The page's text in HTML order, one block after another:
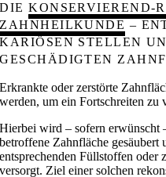
DIEKONSERVIEREND-
ZAHNHEILKUNDE –
KARIÖSEN STELLEN
GESCHÄDIGTEN
Erkrankte oder zerstörte
werden, um ein Fortschreiten zu
Hierbei wird – sofern erwünscht
betroffene Zahnfläche gesäubert
entsprechenden Füllstoffen oder
versorgt. Ziel einer solchen